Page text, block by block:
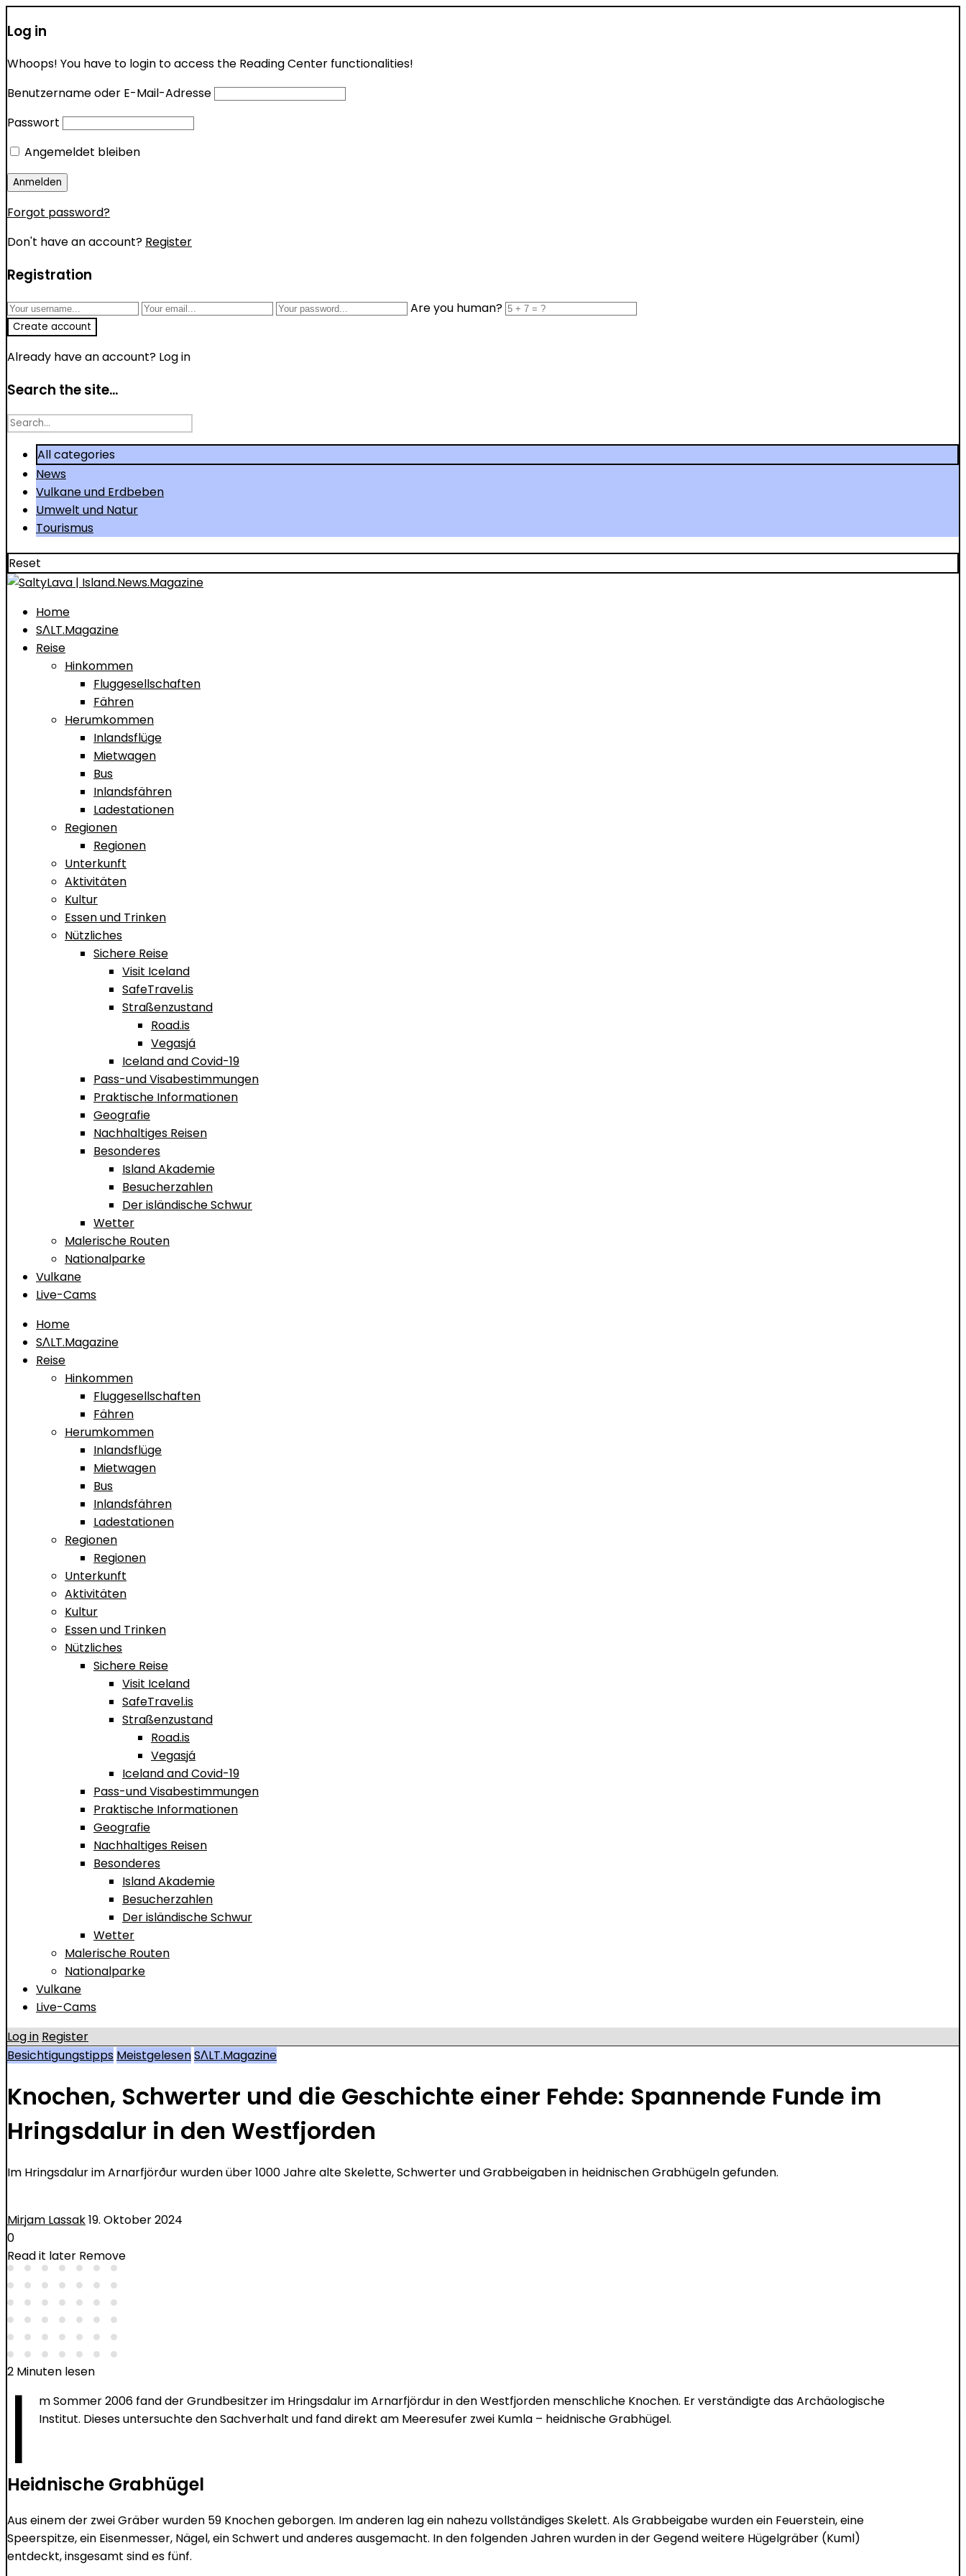
Log in
Whoops! You have to login to access the Reading Center functionalities!
Benutzername oder E-Mail-Adresse
Passwort
Angemeldet bleiben
Forgot password?
Don't have an account? Register
Registration
Are you human?
Already have an account? Log in
Search the site...
Search
All categories
News
Vulkane und Erdbeben
Umwelt und Natur
Tourismus
Reset
Home
SΛLT.Magazine
Reise
Hinkommen
Fluggesellschaften
Fähren
Herumkommen
Inlandsflüge
Mietwagen
Bus
Inlandsfähren
Ladestationen
Regionen
Regionen
Unterkunft
Aktivitäten
Kultur
Essen und Trinken
Nützliches
Sichere Reise
Visit Iceland
SafeTravel.is
Straßenzustand
Road.is
Vegasjá
Iceland and Covid-19
Pass-und Visabestimmungen
Praktische Informationen
Geografie
Nachhaltiges Reisen
Besonderes
Island Akademie
Besucherzahlen
Der isländische Schwur
Wetter
Malerische Routen
Nationalparke
Vulkane
Live-Cams
Home
SΛLT.Magazine
Reise
Hinkommen
Fluggesellschaften
Fähren
Herumkommen
Inlandsflüge
Mietwagen
Bus
Inlandsfähren
Ladestationen
Regionen
Regionen
Unterkunft
Aktivitäten
Kultur
Essen und Trinken
Nützliches
Sichere Reise
Visit Iceland
SafeTravel.is
Straßenzustand
Road.is
Vegasjá
Iceland and Covid-19
Pass-und Visabestimmungen
Praktische Informationen
Geografie
Nachhaltiges Reisen
Besonderes
Island Akademie
Besucherzahlen
Der isländische Schwur
Wetter
Malerische Routen
Nationalparke
Vulkane
Live-Cams
Log in Register
Besichtigungstipps MeistgelesenSΛLT.Magazine
Knochen, Schwerter und die Geschichte einer Fehde: Spannende Funde im
Hringsdalur in den Westfjorden
Im Hringsdalur im Arnarfjörður wurden über 1000 Jahre alte Skelette, Schwerter und Grabbeigaben in heidnischen Grabhügeln gefunden.
Mirjam Lassak19. Oktober 2024
0
Read it later Remove
2 Minuten lesen
I
m Sommer 2006 fand der Grundbesitzer im Hringsdalur im Arnarfjördur in den Westfjorden menschliche Knochen. Er verständigte das Archäologische
Institut. Dieses untersuchte den Sachverhalt und fand direkt am Meeresufer zwei Kumla – heidnische Grabhügel.
Heidnische Grabhügel
Aus einem der zwei Gräber wurden 59 Knochen geborgen. Im anderen lag ein nahezu vollständiges Skelett. Als Grabbeigabe wurden ein Feuerstein, eine
Speerspitze, ein Eisenmesser, Nägel, ein Schwert und anderes ausgemacht. In den folgenden Jahren wurden in der Gegend weitere Hügelgräber (Kuml)
entdeckt, insgesamt sind es fünf.